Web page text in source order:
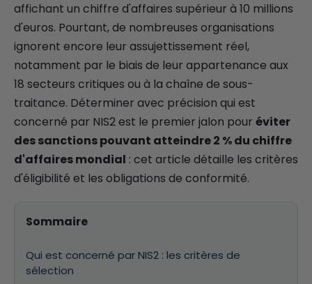
affichant un chiffre d'affaires supérieur à 10 millions
d'euros. Pourtant, de nombreuses organisations
ignorent encore leur assujettissement réel,
notamment par le biais de leur appartenance aux
18 secteurs critiques ou à la chaîne de sous-
traitance. Déterminer avec précision qui est
concerné par NIS2 est le premier jalon pour éviter
des sanctions pouvant atteindre 2 % du chiffre
d'affaires mondial : cet article détaille les critères
d'éligibilité et les obligations de conformité.
Sommaire
Qui est concerné par NIS2 : les critères de
sélection